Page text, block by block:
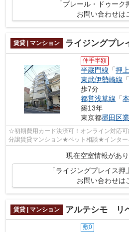
「プレール・ドゥー
お問い合わせは
賃貸 | マンション ライジングプレ
仲手半額
半蔵門線 「押上
東武伊勢崎線
歩7分
都営浅草線 「
築13年
東京都墨田区
☆初期費用カード決済可！オンライン対応
分譲賃貸マンション★ペット相談★インター
ートロック・宅配BOX完備★防犯カメラ★独
現在空室情報があり
「ライジングプレイス
お問い合わせは
賃貸 | マンション アルテシモ リ
敷0